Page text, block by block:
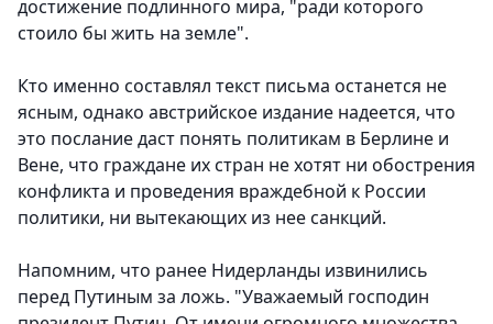
достижение подлинного мира, "ради которого
стоило бы жить на земле".
Кто именно составлял текст письма останется не
ясным, однако австрийское издание надеется, что
это послание даст понять политикам в Берлине и
Вене, что граждане их стран не хотят ни обострения
конфликта и проведения враждебной к России
политики, ни вытекающих из нее санкций.
Напомним, что ранее Нидерланды извинились
перед Путиным за ложь. "Уважаемый господин